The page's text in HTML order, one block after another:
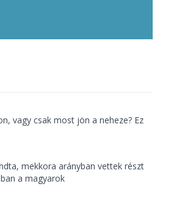
vagy csak most jön a neheze? Ez
mekkora arányban vettek részt
a magyarok